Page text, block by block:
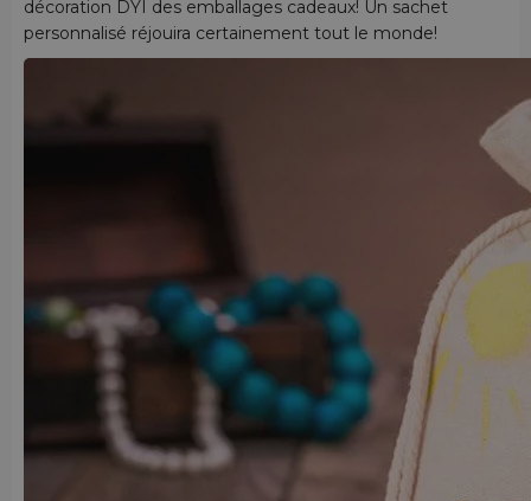
décoration DYI des emballages cadeaux! Un sachet
personnalisé réjouira certainement tout le monde!